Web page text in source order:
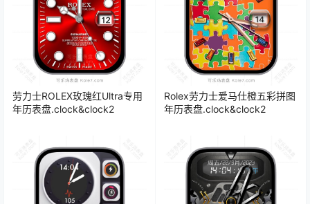
劳力士ROLEX玫瑰红Ultra专用
年历表盘.clock&clock2
Rolex劳力士爱马仕橙五彩拼图
年历表盘.clock&clock2